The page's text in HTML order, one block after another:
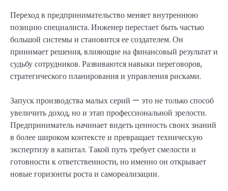
Переход в предпринимательство меняет внутреннюю
позицию специалиста. Инженер перестает быть частью
большой системы и становится ее создателем. Он
принимает решения, влияющие на финансовый результат и
судьбу сотрудников. Развиваются навыки переговоров,
стратегического планирования и управления рисками.
Запуск производства малых серий — это не только способ
увеличить доход, но и этап профессиональной зрелости.
Предприниматель начинает видеть ценность своих знаний
в более широком контексте и превращает техническую
экспертизу в капитал. Такой путь требует смелости и
готовности к ответственности, но именно он открывает
новые горизонты роста и самореализации.